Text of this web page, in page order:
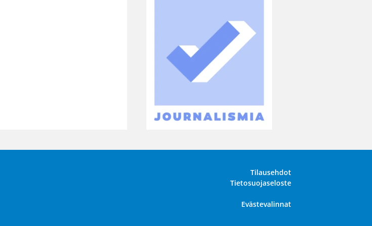
Tilausehdot
Tietosuojaseloste
Evästevalinnat